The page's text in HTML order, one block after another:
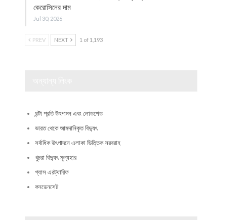
কেরোসিনের দাম
Jul 30, 2026
PREV NEXT 1 of 1,193
ঘন্টা প্রতি উৎপাদন এবং লোডশেড
ভারত থেকে আমদানিকৃত বিদ্যুৎ
সর্বাধিক উৎপাদনে এলাকা ভিত্তিক সরবরাহ
খুচরা বিদ্যুৎ মূল্যহার
গ্যাস এরট্যারিফ
কনডেনসেট